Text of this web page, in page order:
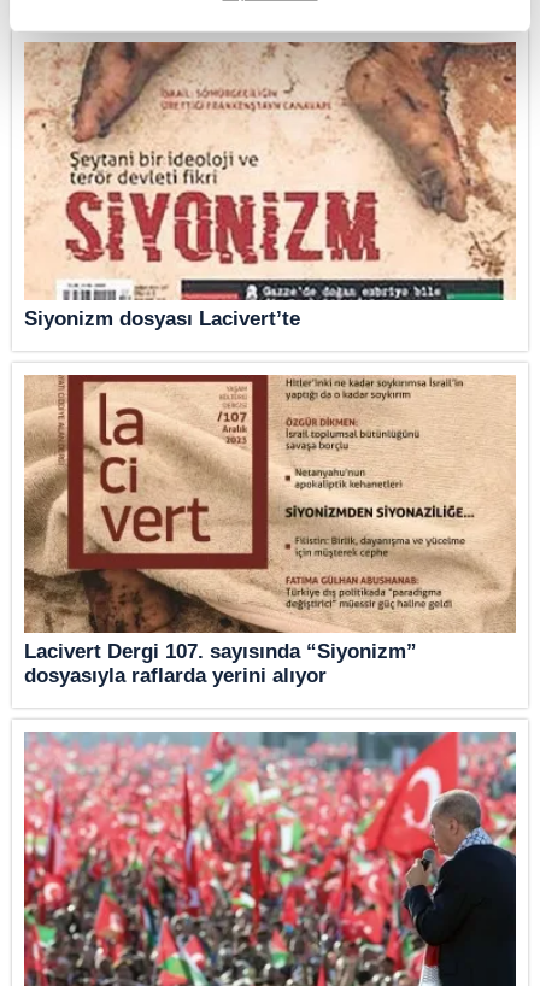
rızanız dahilinde kullanılacaktır.
belirleyebilirsiniz. Çerezlere ilişkin detaylı bilgi için Ayarlar butonuna
tıklayabilir,
Çerez Bilgilendirme Metnimizi ziyaret edebilirsiniz.
6698 sayılı Kişisel Verilerin Korunması Kanunu uyarınca hazırlanmış
Aydınlatma Metnimizi okumak ve sitemizde ilgili mevzuata uygun olarak
kullanılan çerezlerle ilgili bilgi almak için lütfen
tıklayınız.
Siyonizm dosyası Lacivert’te
Lacivert Dergi 107. sayısında “Siyonizm”
dosyasıyla raflarda yerini alıyor